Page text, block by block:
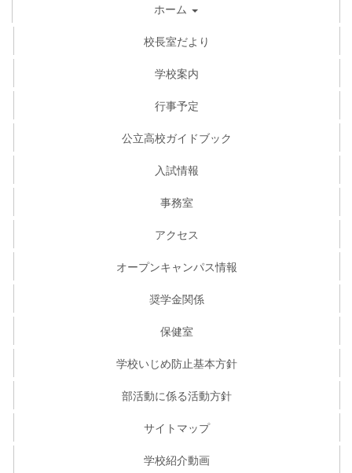
ホーム
校長室だより
学校案内
行事予定
公立高校ガイドブック
入試情報
事務室
アクセス
オープンキャンパス情報
奨学金関係
保健室
学校いじめ防止基本方針
部活動に係る活動方針
サイトマップ
学校紹介動画